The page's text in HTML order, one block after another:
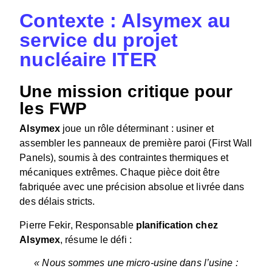
Contexte : Alsymex au
service du projet
nucléaire ITER
Une mission critique pour
les FWP
Alsymex joue un rôle déterminant : usiner et
assembler les panneaux de première paroi (First Wall
Panels), soumis à des contraintes thermiques et
mécaniques extrêmes. Chaque pièce doit être
fabriquée avec une précision absolue et livrée dans
des délais stricts.
Pierre Fekir, Responsableplanification chez
Alsymex, résume le défi :
« Nous sommes une micro-usine dans l’usine :